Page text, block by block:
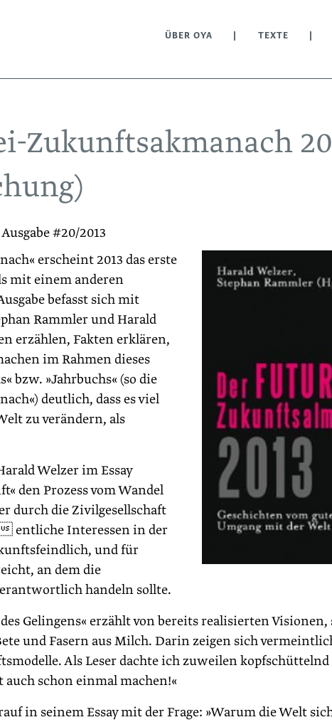
ÜBER OYA TEXTE
Zukunftsakmanach
#20/2013
erscheint 2013 das erste
mit einem anderen
befasst sich mit
Rammler und Harald
erzählen, Fakten erklären,
im Rahmen dieses
bzw. »Jahrbuchs« (so die
deutlich, dass es viel
zu verändern, als
Welzer im Essay
den Prozess vom Wandel
durch die Zivilgesellschaft
entliche Interessen in der
und für
an dem die
handeln sollte.
Gelingens« erzählt von bereits realisierten Visionen,
und Fasern aus Milch. Darin zeigen sich
Als Leser dachte ich zuweilen
schon einmal machen!«
in seinem Essay mit der Frage: »Warum die Welt